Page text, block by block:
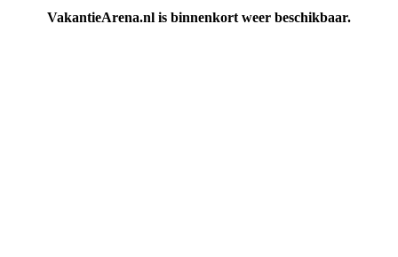
VakantieArena.nl is binnenkort weer beschikbaar.